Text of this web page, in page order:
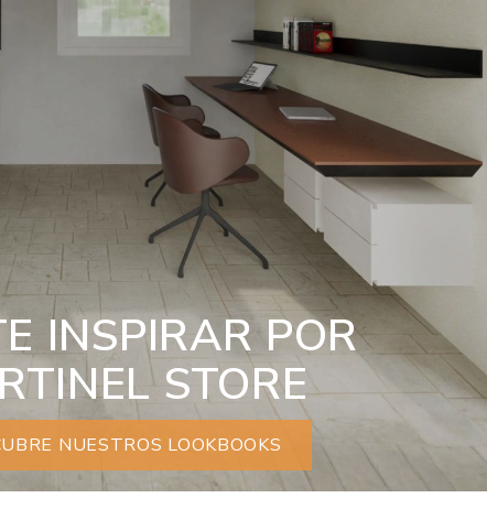
INSPIRAR POR
STORE
NUESTROS LOOKBOOKS